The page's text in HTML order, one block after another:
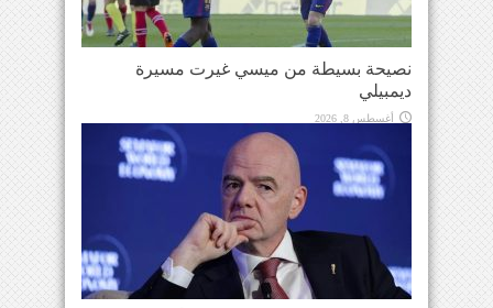
نصيحة بسيطة من ميسي غيرت مسيرة
ديمبيلي
أغسطس 8, 2026